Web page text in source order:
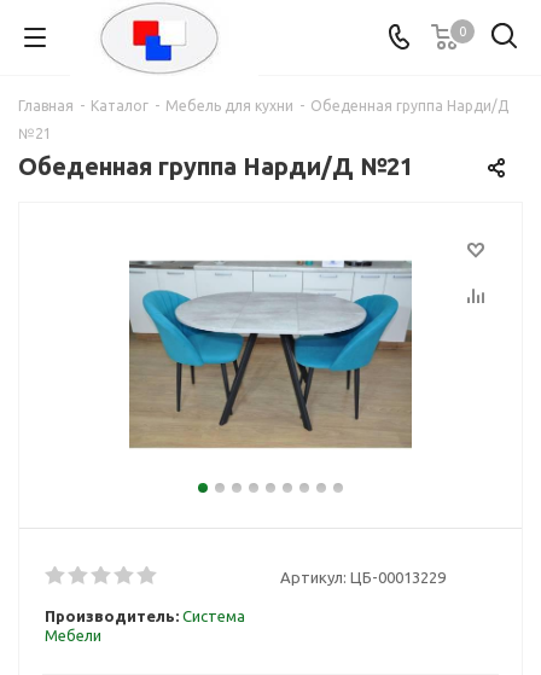
0
Главная - Каталог - Мебель для кухни - Обеденная группа Нарди/Д
№21
Обеденная группа Нарди/Д №21
Артикул: ЦБ-00013229
Производитель: Система
Мебели